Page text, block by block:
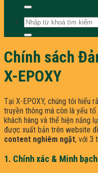
Tìm
kiếm:
Chính sách
X-EPOXY
Tại X-EPOXY, chúng tôi hiểu
truyền thông mà còn là yếu
khách hàng và thể hiện năng
được xuất bản trên website
content nghiêm ngặt, với 3
1. Chính xác & Minh bạch